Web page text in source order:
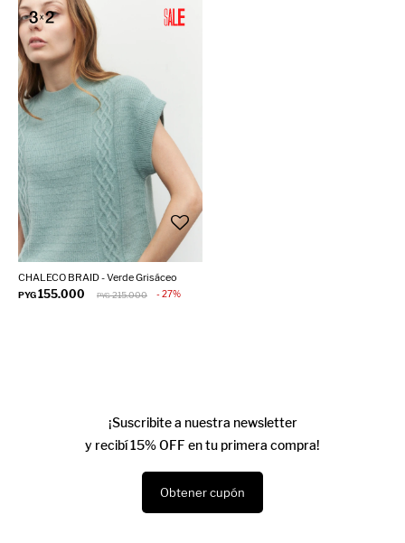
CHALECO BRAID - Verde Grisáceo
PYG155.000 PYG 215.000 27
¡Suscribite a nuestra newsletter
y recibí 15% OFF en tu primera compra!
Obtener cupón